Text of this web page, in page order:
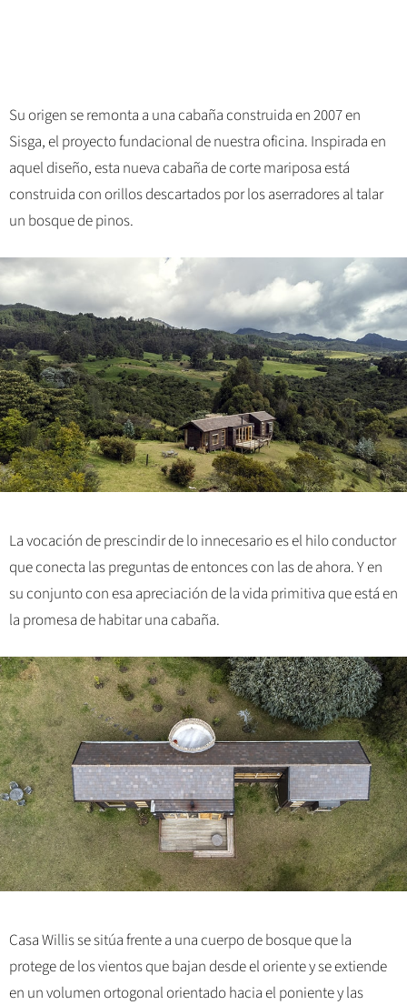
Su origen se remonta a una cabaña construida en 2007 en
Sisga, el proyecto fundacional de nuestra oficina. Inspirada en
aquel diseño, esta nueva cabaña de corte mariposa está
construida con orillos descartados por los aserradores al talar
un bosque de pinos.
La vocación de prescindir de lo innecesario es el hilo conductor
que conecta las preguntas de entonces con las de ahora. Y en
su conjunto con esa apreciación de la vida primitiva que está en
la promesa de habitar una cabaña.
Casa Willis se sitúa frente a una cuerpo de bosque que la
protege de los vientos que bajan desde el oriente y se extiende
en un volumen ortogonal orientado hacia el poniente y las